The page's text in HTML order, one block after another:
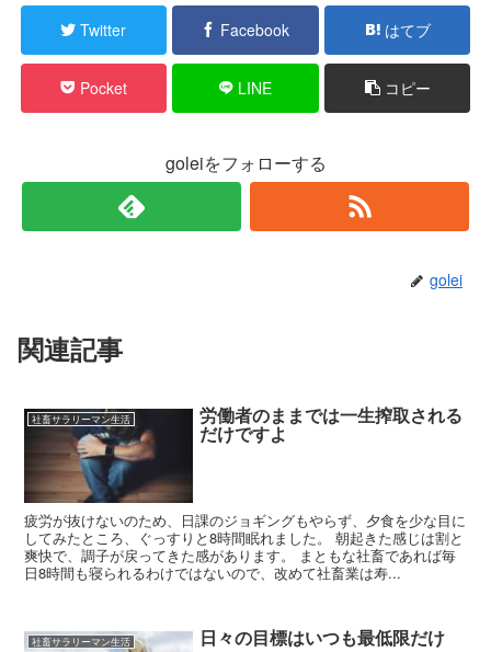
Twitter Facebook はてブ
Pocket LINE コピー
goleiをフォローする
golei
関連記事
社畜サラリーマン生活 労働者のままでは一生搾取される
だけですよ
疲労が抜けないのため、日課のジョギングもやらず、夕食を少な目に
してみたところ、ぐっすりと8時間眠れました。 朝起きた感じは割と
爽快で、調子が戻ってきた感があります。 まともな社畜であれば毎
日8時間も寝られるわけではないので、改めて社畜業は寿...
社畜サラリーマン生活 日々の目標はいつも最低限だけ